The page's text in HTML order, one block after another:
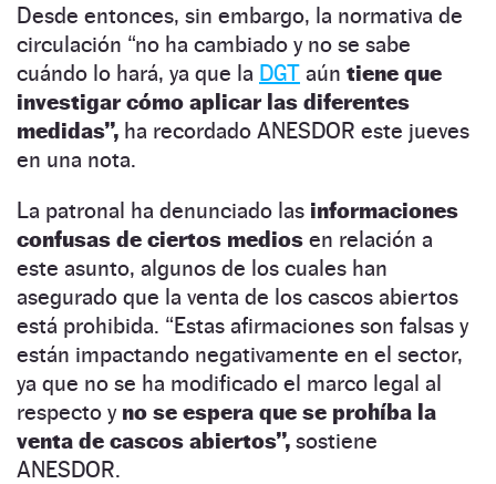
Desde entonces, sin embargo, la normativa de
circulación “no ha cambiado y no se sabe
cuándo lo hará, ya que la DGT aún tiene que
investigar cómo aplicar las diferentes
medidas”, ha recordado ANESDOR este jueves
en una nota.
La patronal ha denunciado las informaciones
confusas de ciertos medios en relación a
este asunto, algunos de los cuales han
asegurado que la venta de los cascos abiertos
está prohibida. “Estas afirmaciones son falsas y
están impactando negativamente en el sector,
ya que no se ha modificado el marco legal al
respecto yno se espera que se prohíba la
venta de cascos abiertos”, sostiene
ANESDOR.